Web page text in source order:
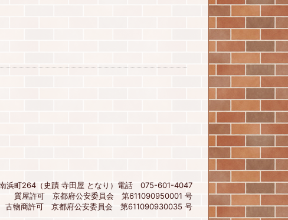
浜町264（史蹟 寺田屋 となり）電話 075-601-4047
質屋許可 京都府公安委員会 第611090950001 号
古物商許可 京都府公安委員会 第611090930035 号